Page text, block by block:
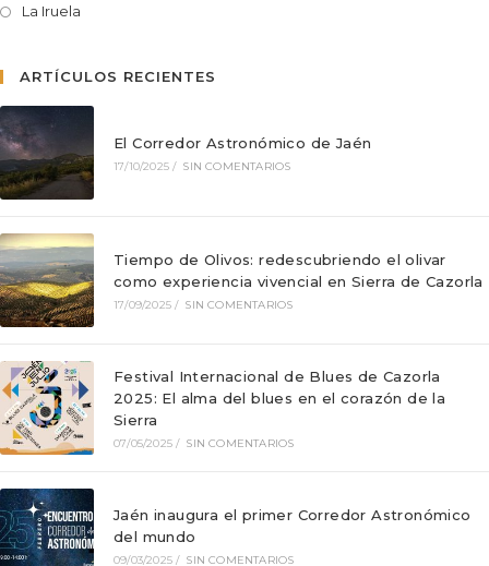
La Iruela
ARTÍCULOS RECIENTES
El Corredor Astronómico de Jaén
17/10/2025 / SIN COMENTARIOS
Tiempo de Olivos: redescubriendo el olivar
como experiencia vivencial en Sierra de Cazorla
17/09/2025 / SIN COMENTARIOS
Festival Internacional de Blues de Cazorla
2025: El alma del blues en el corazón de la
Sierra
07/05/2025 / SIN COMENTARIOS
Jaén inaugura el primer Corredor Astronómico
del mundo
09/03/2025 / SIN COMENTARIOS